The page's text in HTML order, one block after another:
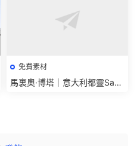
免費素材
馬裏奧·博塔｜意大利都靈Sant